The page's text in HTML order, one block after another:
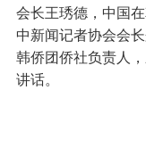
会长王琇德，中国
中新闻记者协会会
韩侨团侨社负责人
讲话。